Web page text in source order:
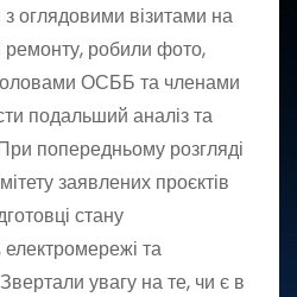
оглядовими візитами на
ремонту, робили фото,
ОСББ та членами
подальший аналіз та
попередньому розгляді
заявлених проєктів
стану
електромережі та
увагу на те, чи є в